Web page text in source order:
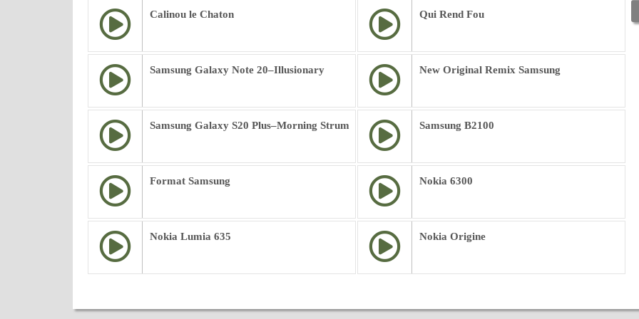
Calinou le Chaton Qui Rend Fou
Samsung Galaxy Note 20–Illusionary New Original Remix Samsung
Samsung Galaxy S20 Plus–Morning Strum Samsung B2100
Format Samsung Nokia 6300
Nokia Lumia 635 Nokia Origine